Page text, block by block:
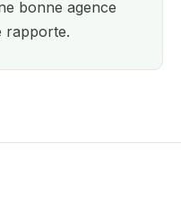
bonne agence
rapporte.